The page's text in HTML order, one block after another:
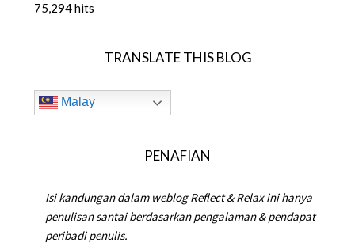
75,294 hits
TRANSLATE THIS BLOG
Malay
PENAFIAN
Isi kandungan dalam weblog Reflect & Relax ini hanya
penulisan santai berdasarkan pengalaman & pendapat
peribadi penulis.